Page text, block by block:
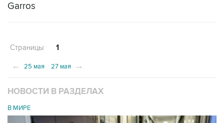
Garros
Страницы 1
← 25 мая 27 мая →
НОВОСТИ В РАЗДЕЛАХ
В МИРЕ